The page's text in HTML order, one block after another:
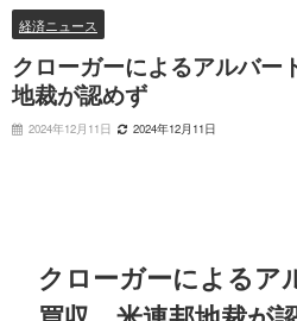
経済ニュース
クローガーによるアルバー
地裁が認めず
2024年12月11日 2024年12月11日
クローガーによるア